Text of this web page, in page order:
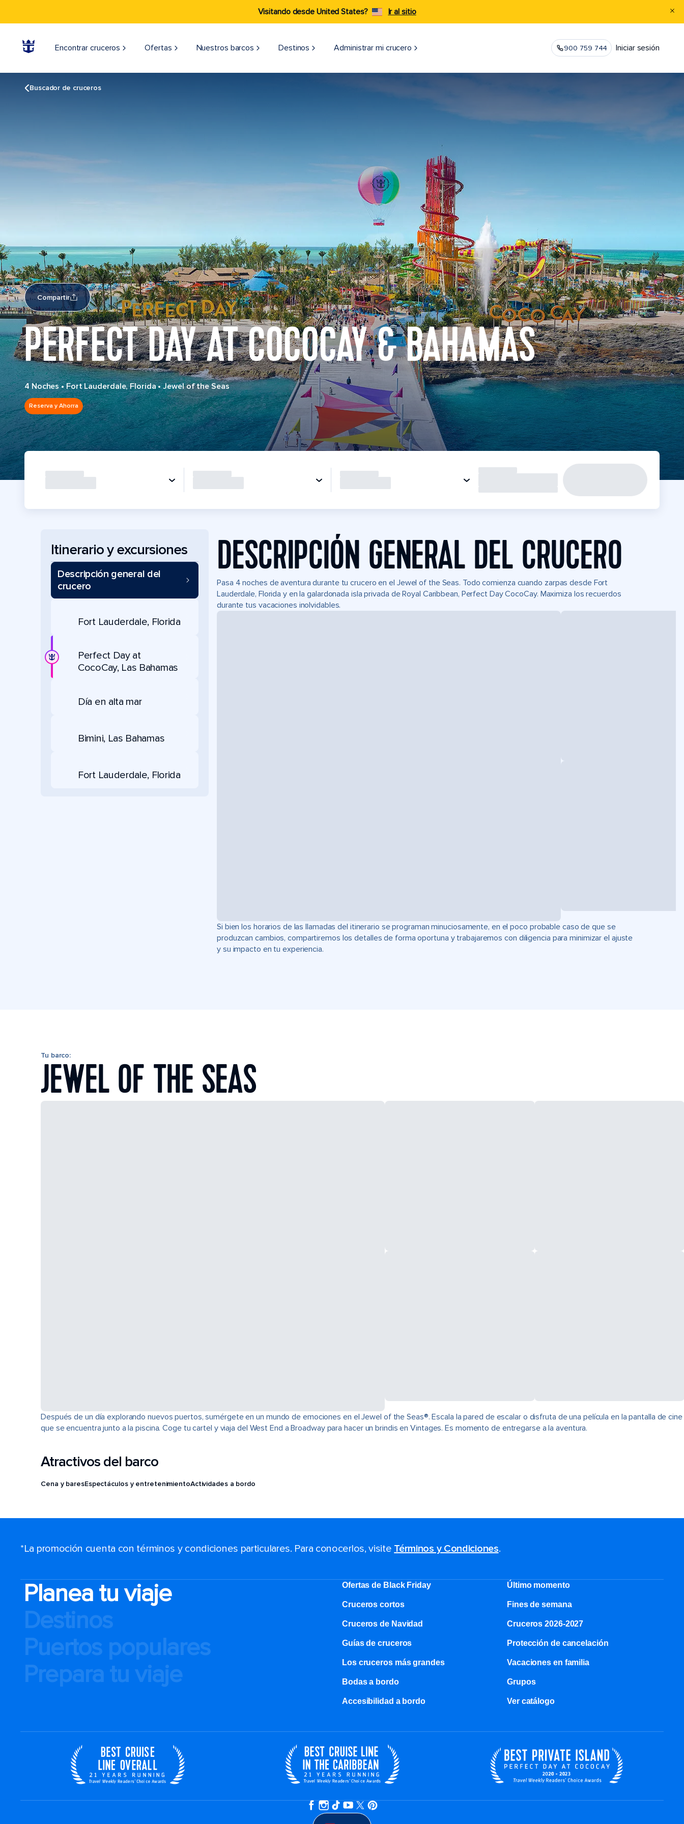
Visitando desde United States? Ir al sitio
Encontrar cruceros Ofertas Nuestros barcos Destinos Administrar mi crucero 900 759 744 Iniciar sesión
Buscador de cruceros
Compartir
PERFECT DAY AT COCOCAY & BAHAMAS
4 Noches•Fort Lauderdale, Florida•Jewel of the Seas
Reserva y Ahorra
Itinerario y excursiones
Descripción general del
crucero
Fort Lauderdale, Florida
Perfect Day at
CocoCay, Las Bahamas
Día en alta mar
Bimini, Las Bahamas
Fort Lauderdale, Florida
DESCRIPCIÓN GENERAL DEL CRUCERO
Pasa 4 noches de aventura durante tu crucero en el Jewel of the Seas. Todo comienza cuando zarpas desde Fort
Lauderdale, Florida y en la galardonada isla privada de Royal Caribbean, Perfect Day CocoCay. Maximiza los recuerdos
durante tus vacaciones inolvidables.
Si bien los horarios de las llamadas del itinerario se programan minuciosamente, en el poco probable caso de que se
produzcan cambios, compartiremos los detalles de forma oportuna y trabajaremos con diligencia para minimizar el ajuste
y su impacto en tu experiencia.
Tu barco:
JEWEL OF THE SEAS
Después de un día explorando nuevos puertos, sumérgete en un mundo de emociones en el Jewel of the Seas®. Escala la pared de escalar o disfruta de una película en la pantalla de cine
que se encuentra junto a la piscina. Coge tu cartel y viaja del West End a Broadway para hacer un brindis en Vintages. Es momento de entregarse a la aventura.
Atractivos del barco
Cena y baresEspectáculos y entretenimientoActividades a bordo
*La promoción cuenta con términos y condiciones particulares. Para conocerlos, visite Términos y Condiciones.
Planea tu viaje
Destinos
Puertos populares
Prepara tu viaje
Ofertas de Black Friday Último momento
Cruceros cortos Fines de semana
Cruceros de Navidad Cruceros 2026-2027
Guías de cruceros Protección de cancelación
Los cruceros más grandes Vacaciones en familia
Bodas a bordo Grupos
Accesibilidad a bordo Ver catálogo